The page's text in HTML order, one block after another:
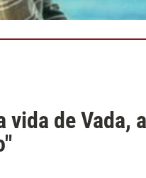
vida de Vada,